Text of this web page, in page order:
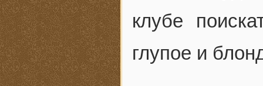
клубе
глупое и